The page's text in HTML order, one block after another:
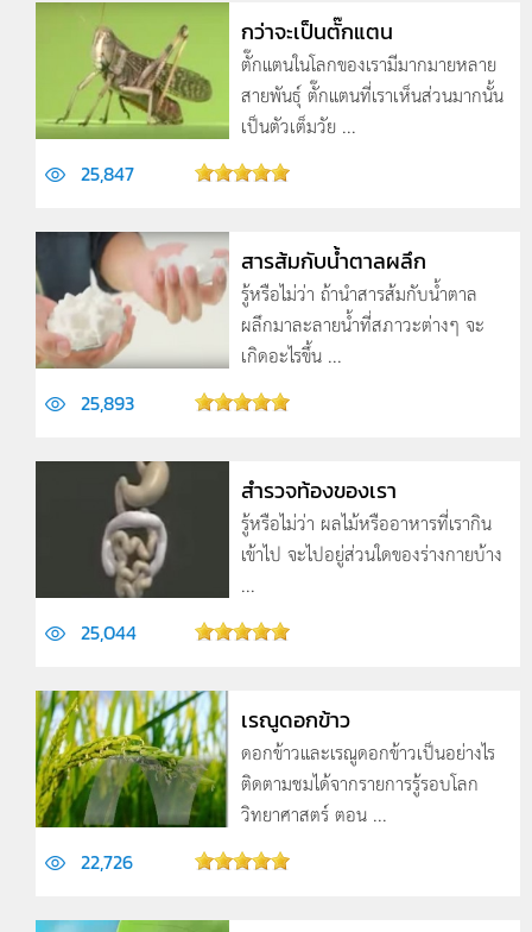
กว่าจะเป็นตั๊กแตน
ตั๊กแตนในโลกของเรามีมากมายหลาย
สายพันธุ์ ตั๊กแตนที่เราเห็นส่วนมากนั้น
เป็นตัวเต็มวัย ...
25,847
สารส้มกับน้ำตาลผลึก
รู้หรือไม่ว่า ถ้านำสารส้มกับน้ำตาล
ผลึกมาละลายน้ำที่สภาวะต่างๆ จะ
เกิดอะไรขึ้น ...
25,893
สำรวจท้องของเรา
รู้หรือไม่ว่า ผลไม้หรืออาหารที่เรากิน
เข้าไป จะไปอยู่ส่วนใดของร่างกายบ้าง
...
25,044
เรณูดอกข้าว
ดอกข้าวและเรณูดอกข้าวเป็นอย่างไร
ติดตามชมได้จากรายการรู้รอบโลก
วิทยาศาสตร์ ตอน ...
22,726